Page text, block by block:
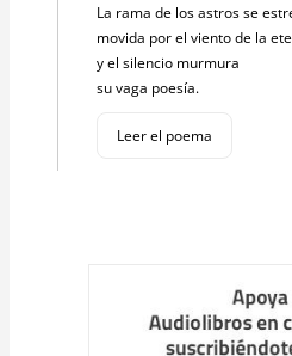
La rama de los astros se
movida por el viento de la
y el silencio murmura
su vaga poesía.
Leer el poema